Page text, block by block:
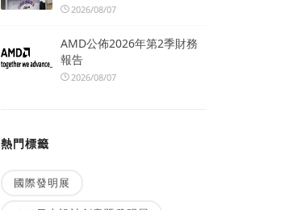
2026/08/07
AMD公佈2026年第2季財務
報告
2026/08/07
熱門標籤
國際發明展